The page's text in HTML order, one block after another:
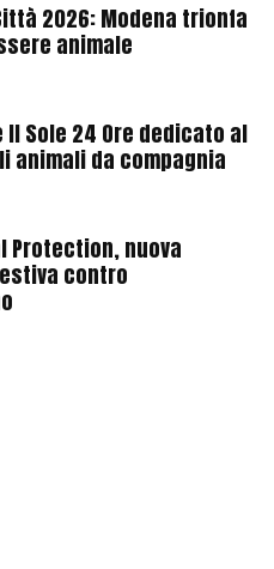
2026: Modena trionfa
animale
Il Sole 24 Ore dedicato al
animali da compagnia
Protection, nuova
contro